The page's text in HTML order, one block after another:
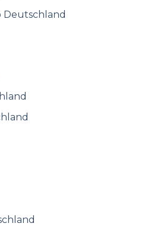
Deutschland